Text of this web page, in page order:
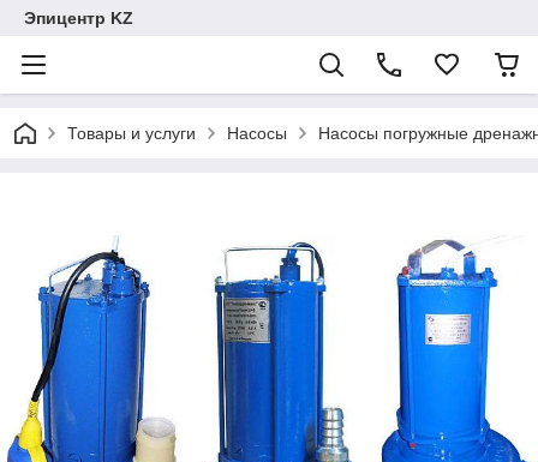
Эпицентр KZ
Товары и услуги Насосы Насосы погружные